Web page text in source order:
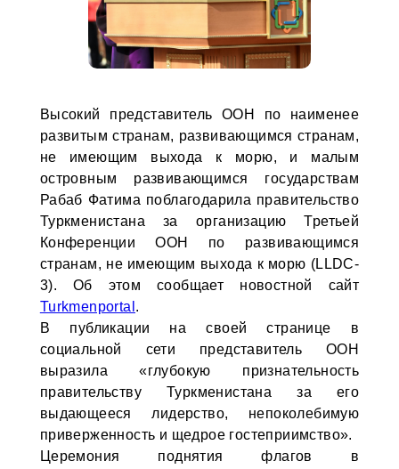
Высокий представитель ООН по наименее
развитым странам, развивающимся странам,
не имеющим выхода к морю, и малым
островным развивающимся государствам
Рабаб Фатима поблагодарила правительство
Туркменистана за организацию Третьей
Конференции ООН по развивающимся
странам, не имеющим выхода к морю (LLDC-
3). Об этом сообщает новостной сайт
Turkmenportal .
В публикации на своей странице в
социальной сети представитель ООН
выразила «глубокую признательность
правительству Туркменистана за его
выдающееся лидерство, непоколебимую
приверженность и щедрое гостеприимство».
Церемония поднятия флагов в